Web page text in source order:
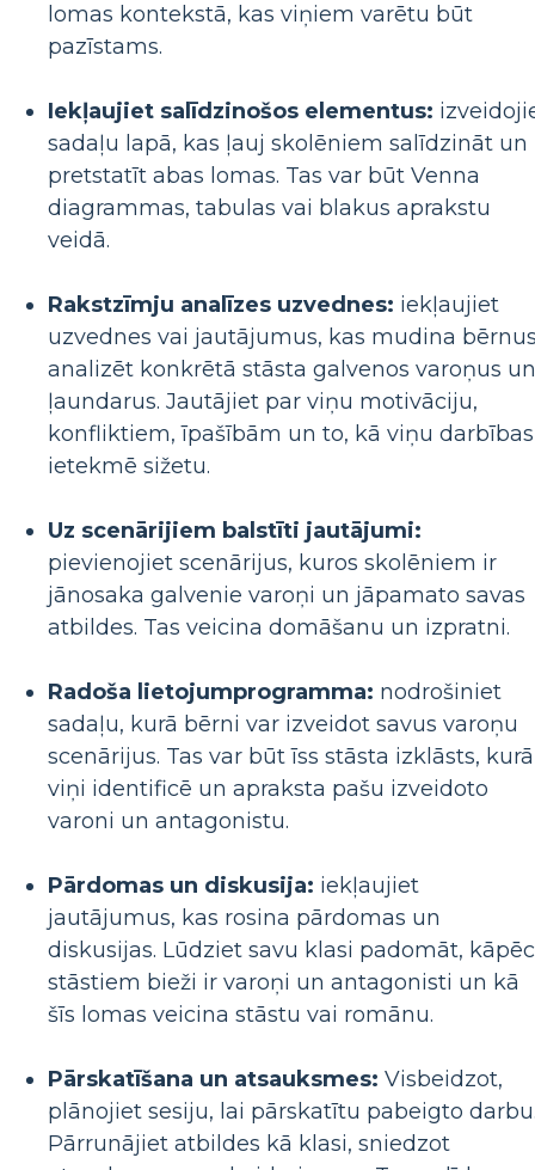
lomas kontekstā, kas viņiem varētu būt
pazīstams.
Iekļaujiet salīdzinošos elementus:
sadaļu lapā, kas ļauj skolēniem salīdzināt un
pretstatīt abas lomas. Tas var būt Venna
diagrammas, tabulas vai blakus aprakstu
veidā.
Rakstzīmju analīzes uzvednes: iekļaujiet
uzvednes vai jautājumus, kas mudina
analizēt konkrētā stāsta galvenos varoņus un
ļaundarus. Jautājiet par viņu motivāciju,
konfliktiem, īpašībām un to, kā viņu darbības
ietekmē sižetu.
Uz scenārijiem balstīti jautājumi:
pievienojiet scenārijus, kuros skolēniem ir
jānosaka galvenie varoņi un jāpamato savas
atbildes. Tas veicina domāšanu un izpratni.
Radoša lietojumprogramma: nodrošiniet
sadaļu, kurā bērni var izveidot savus varoņu
scenārijus. Tas var būt īss stāsta izklāsts, kurā
viņi identificē un apraksta pašu izveidoto
varoni un antagonistu.
Pārdomas un diskusija: iekļaujiet
jautājumus, kas rosina pārdomas un
diskusijas. Lūdziet savu klasi padomāt, kāpēc
stāstiem bieži ir varoņi un antagonisti un kā
šīs lomas veicina stāstu vai romānu.
Pārskatīšana un atsauksmes: Visbeidzot,
plānojiet sesiju, lai pārskatītu pabeigto
Pārrunājiet atbildes kā klasi, sniedzot